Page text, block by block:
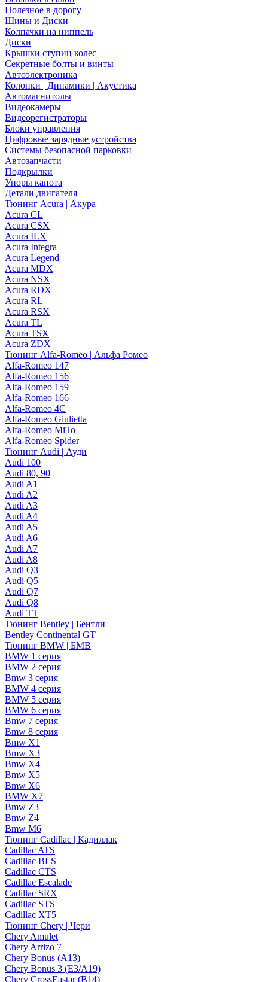
Полезное в дорогу
Шины и Диски
Колпачки на ниппель
Диски
Крышки ступиц колес
Секретные болты и винты
Автоэлектроника
Колонки | Динамики | Акустика
Автомагнитолы
Видеокамеры
Видеорегистраторы
Блоки управления
Цифровые зарядные устройства
Системы безопасной парковки
Автозапчасти
Подкрылки
Упоры капота
Детали двигателя
Тюнинг Acura | Акура
Acura CL
Acura CSX
Acura ILX
Acura Integra
Acura Legend
Acura MDX
Acura NSX
Acura RDX
Acura RL
Acura RSX
Acura TL
Acura TSX
Acura ZDX
Тюнинг Alfa-Romeo | Альфа Ромео
Alfa-Romeo 147
Alfa-Romeo 156
Alfa-Romeo 159
Alfa-Romeo 166
Alfa-Romeo 4C
Alfa-Romeo Giulietta
Alfa-Romeo MiTo
Alfa-Romeo Spider
Тюнинг Audi | Ауди
Audi 100
Audi 80, 90
Audi A1
Audi A2
Audi A3
Audi A4
Audi A5
Audi A6
Audi A7
Audi A8
Audi Q3
Audi Q5
Audi Q7
Audi Q8
Audi TT
Тюнинг Bentley | Бентли
Bentley Continental GT
Тюнинг BMW | БМВ
BMW 1 серия
BMW 2 серия
Bmw 3 серия
BMW 4 серия
BMW 5 серия
BMW 6 серия
Bmw 7 серия
Bmw 8 серия
Bmw X1
Bmw X3
Bmw X4
Bmw X5
Bmw X6
BMW X7
Bmw Z3
Bmw Z4
Bmw М6
Тюнинг Cadillac | Кадиллак
Cadillac ATS
Cadillac BLS
Cadillac CTS
Cadillac Escalade
Cadillac SRX
Cadillac STS
Cadillac XT5
Тюнинг Chery | Чери
Chery Amulet
Chery Arrizo 7
Chery Bonus (A13)
Chery Bonus 3 (E3/A19)
Chery CrossEastar (B14)